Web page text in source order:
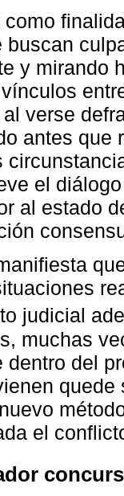
buscan
y mirando
verse
antes que
el
al estado
judicial
muchas
dentro del
el